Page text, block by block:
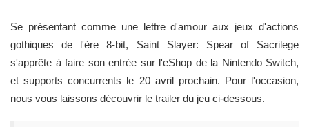
Se présentant comme une lettre d'amour aux jeux d'actions
gothiques de l'ère 8-bit, Saint Slayer: Spear of Sacrilege
s'apprête à faire son entrée sur l'eShop de la Nintendo Switch,
et supports concurrents le 20 avril prochain. Pour l'occasion,
nous vous laissons découvrir le trailer du jeu ci-dessous.